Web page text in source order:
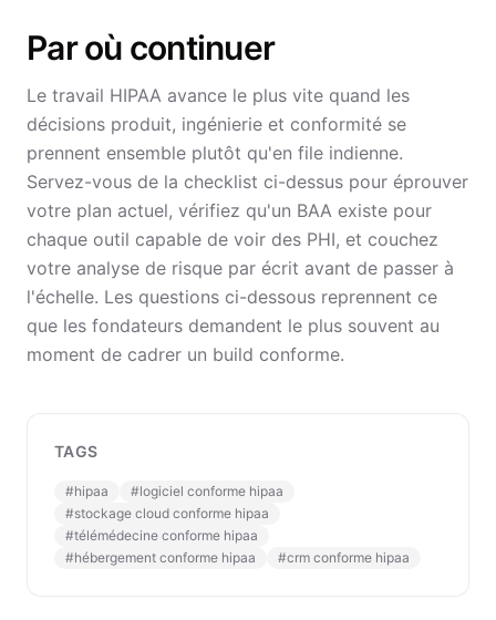
Par où continuer
Le travail HIPAA avance le plus vite quand les
décisions produit, ingénierie et conformité se
prennent ensemble plutôt qu'en file indienne.
Servez-vous de la checklist ci-dessus pour éprouver
votre plan actuel, vérifiez qu'un BAA existe pour
chaque outil capable de voir des PHI, et couchez
votre analyse de risque par écrit avant de passer à
l'échelle. Les questions ci-dessous reprennent ce
que les fondateurs demandent le plus souvent au
moment de cadrer un build conforme.
TAGS
#hipaa #logiciel conforme hipaa
#stockage cloud conforme hipaa
#télémédecine conforme hipaa
#hébergement conforme hipaa #crm conforme hipaa